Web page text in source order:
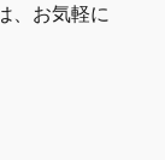
、お気軽に